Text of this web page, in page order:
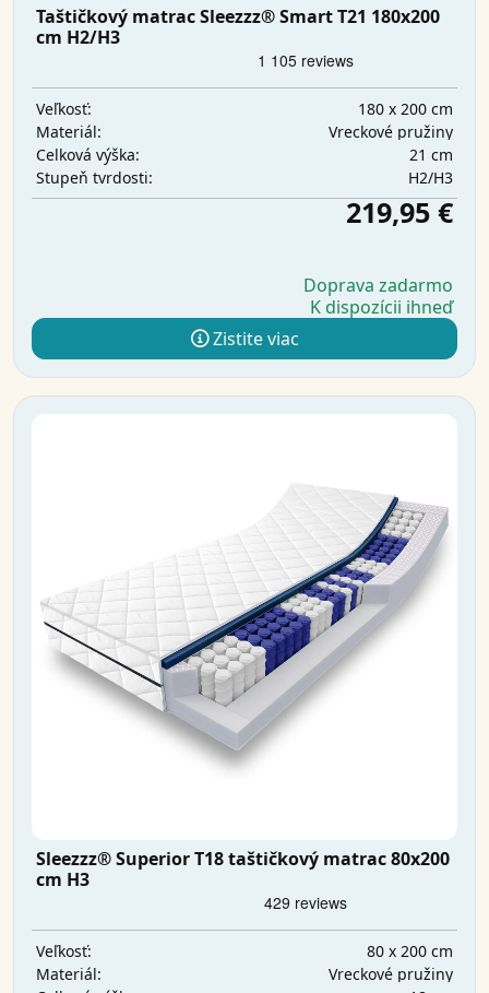
Taštičkový matrac Sleezzz® Smart T21 180x200
cm H2/H3
Veľkosť:
180 x 200 cm
Materiál:
Vreckové pružiny
Celková výška:
21 cm
Stupeň tvrdosti:
H2/H3
219,95 €
Doprava zadarmo
K dispozícii ihneď
Zistite viac
Sleezzz® Superior T18 taštičkový matrac 80x200
cm H3
Veľkosť:
80 x 200 cm
Materiál:
Vreckové pružiny